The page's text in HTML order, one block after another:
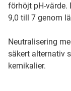
förhöjt pH-värde.
9,0 till 7 genom
Neutralisering
säkert alternativ
kemikalier.